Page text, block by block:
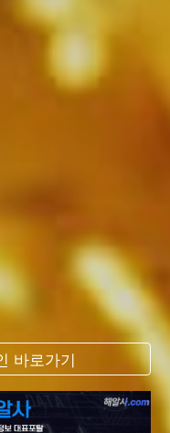
바로가기